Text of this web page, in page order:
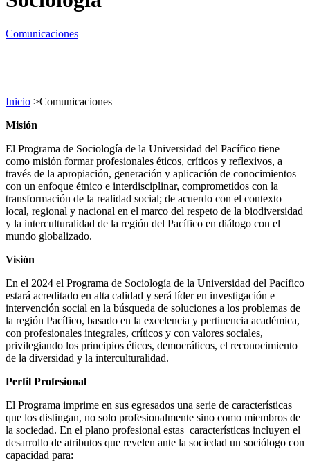
Comunicaciones
Inicio >Comunicaciones
Misión
El Programa de Sociología de la Universidad del Pacífico tiene
como misión formar profesionales éticos, críticos y reflexivos, a
través de la apropiación, generación y aplicación de conocimientos
con un enfoque étnico e interdisciplinar, comprometidos con la
transformación de la realidad social; de acuerdo con el contexto
local, regional y nacional en el marco del respeto de la biodiversidad
y la interculturalidad de la región del Pacífico en diálogo con el
mundo globalizado.
Visión
En el 2024 el Programa de Sociología de la Universidad del Pacífico
estará acreditado en alta calidad y será líder en investigación e
intervención social en la búsqueda de soluciones a los problemas de
la región Pacífico, basado en la excelencia y pertinencia académica,
con profesionales integrales, críticos y con valores sociales,
privilegiando los principios éticos, democráticos, el reconocimiento
de la diversidad y la interculturalidad.
Perfil Profesional
El Programa imprime en sus egresados una serie de características
que los distingan, no solo profesionalmente sino como miembros de
la sociedad. En el plano profesional estas características incluyen el
desarrollo de atributos que revelen ante la sociedad un sociólogo con
capacidad para: